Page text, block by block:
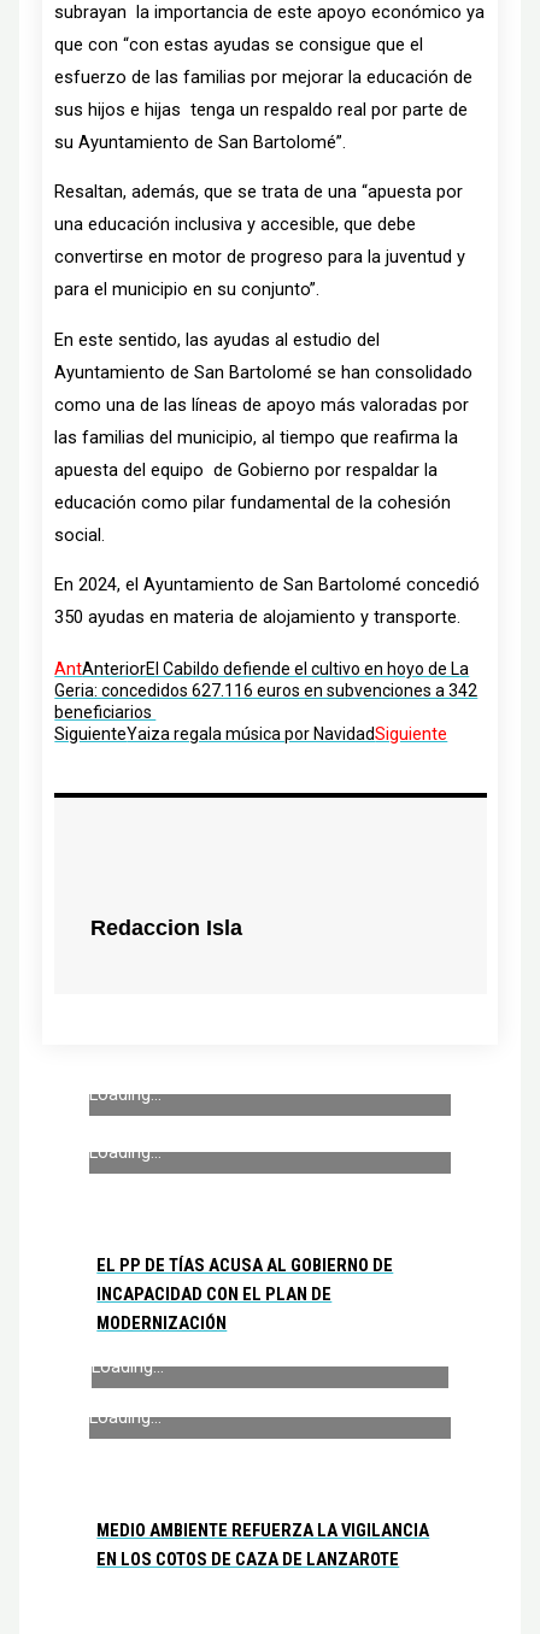
subrayan la importancia de este apoyo económico ya
que con “con estas ayudas se consigue que el
esfuerzo de las familias por mejorar la educación de
sus hijos e hijas tenga un respaldo real por parte de
su Ayuntamiento de San Bartolomé”.
Resaltan, además, que se trata de una “apuesta por
una educación inclusiva y accesible, que debe
convertirse en motor de progreso para la juventud y
para el municipio en su conjunto”.
En este sentido, las ayudas al estudio del
Ayuntamiento de San Bartolomé se han consolidado
como una de las líneas de apoyo más valoradas por
las familias del municipio, al tiempo que reafirma la
apuesta del equipo de Gobierno por respaldar la
educación como pilar fundamental de la cohesión
social.
En 2024, el Ayuntamiento de San Bartolomé concedió
350 ayudas en materia de alojamiento y transporte.
AntAnteriorEl Cabildo defiende el cultivo en hoyo de La
Geria: concedidos 627.116 euros en subvenciones a 342
beneficiarios
SiguienteYaiza regala música por NavidadSiguiente
Redaccion Isla
Loading...
Loading...
EL PP DE TÍAS ACUSA AL GOBIERNO DE
INCAPACIDAD CON EL PLAN DE
MODERNIZACIÓN
Loading...
Loading...
MEDIO AMBIENTE REFUERZA LA VIGILANCIA
EN LOS COTOS DE CAZA DE LANZAROTE